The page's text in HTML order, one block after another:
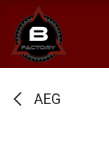
Se rendre au
AEG